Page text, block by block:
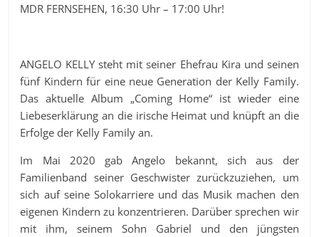
MDR FERNSEHEN, 16:30 Uhr – 17:00 Uhr!
ANGELO KELLY steht mit seiner Ehefrau Kira und seinen
fünf Kindern für eine neue Generation der Kelly Family.
Das aktuelle Album „Coming Home“ ist wieder eine
Liebeserklärung an die irische Heimat und knüpft an die
Erfolge der Kelly Family an.
Im Mai 2020 gab Angelo bekannt, sich aus der
Familienband seiner Geschwister zurückzuziehen, um
sich auf seine Solokarriere und das Musik machen den
eigenen Kindern zu konzentrieren. Darüber sprechen wir
mit ihm, seinem Sohn Gabriel und den jüngsten